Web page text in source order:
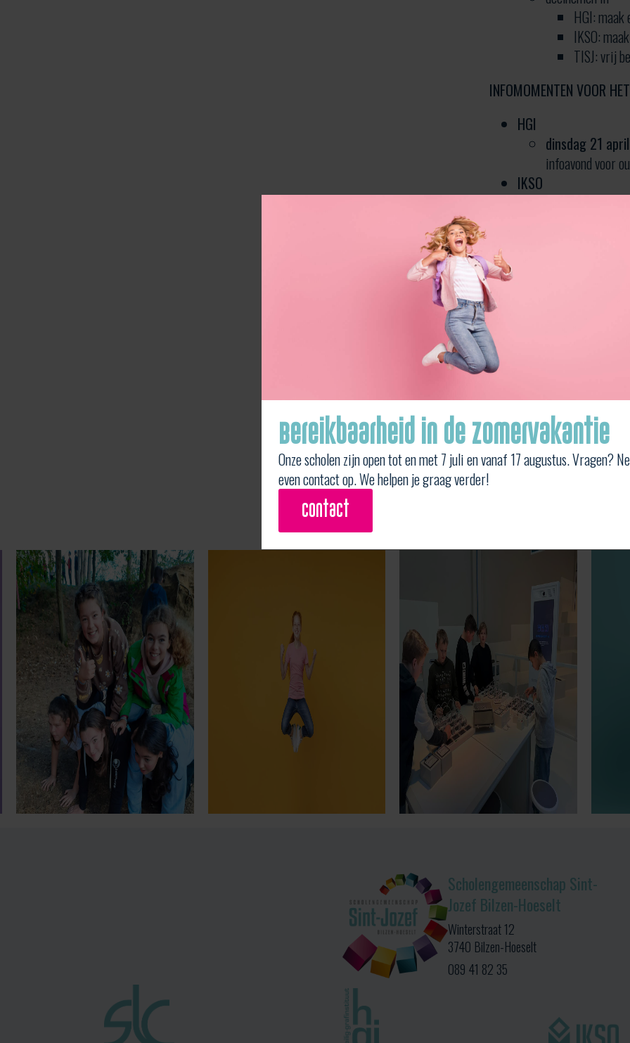
HGI:
IKSO:
TISJ: vrij
INFOMOMENTEN VOOR
HGI
dinsdag 21
infoavond voor
IKSO
donderdag 23
infoavond voor
woensdag 20
infomoment
infoavond voor
zondag 31
Heb je een vraag?
HGI: via
IKSO: via
TISJ: via
Scholengemeenschap Sint-
Jozef Bilzen-Hoeselt
Winterstraat 12
3740 Bilzen-Hoeselt
089 41 82 35
Bereikbaarheid in de zomervakantie
Onze scholen zijn open tot en met 7 juli en vanaf 17 augustus. Vragen?
even contact op. We helpen je graag verder!
contact